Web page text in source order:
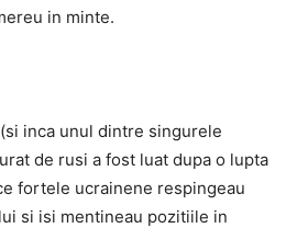
in minte.
inca unul dintre singurele
de rusi a fost luat dupa o lupta
fortele ucrainene respingeau
si isi mentineau pozitiile in